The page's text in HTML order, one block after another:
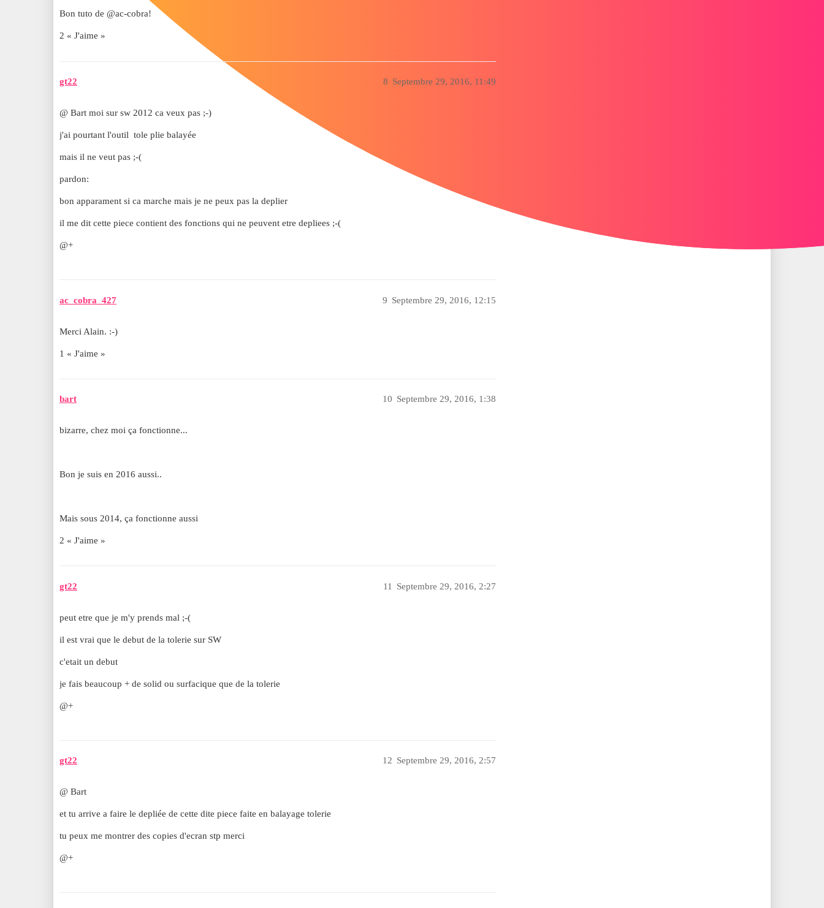
Bon tuto de @ac-cobra!
2 « J'aime »
gt22 Septembre 29, 2016, 11:49
8
@ Bart moi sur sw 2012 ca veux pas ;-)
j'ai pourtant l'outil tole plie balayée
mais il ne veut pas ;-(
pardon:
bon apparament si ca marche mais je ne peux pas la deplier
il me dit cette piece contient des fonctions qui ne peuvent etre depliees ;-(
@+
ac_cobra_427 Septembre 29, 2016, 12:15
9
Merci Alain. :-)
1 « J'aime »
bart Septembre 29, 2016, 1:38
10
bizarre, chez moi ça fonctionne...
Bon je suis en 2016 aussi..
Mais sous 2014, ça fonctionne aussi
2 « J'aime »
gt22 Septembre 29, 2016, 2:27
11
peut etre que je m'y prends mal ;-(
il est vrai que le debut de la tolerie sur SW
c'etait un debut
je fais beaucoup + de solid ou surfacique que de la tolerie
@+
gt22 Septembre 29, 2016, 2:57
12
@ Bart
et tu arrive a faire le depliée de cette dite piece faite en balayage tolerie
tu peux me montrer des copies d'ecran stp merci
@+